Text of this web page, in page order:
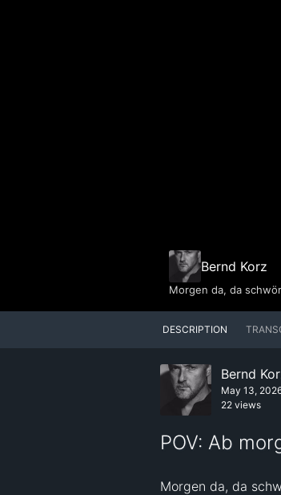
Bernd Korz
DESCRIPTION
Bernd
May 13,
22 views
POV: Ab
Morgen da, da